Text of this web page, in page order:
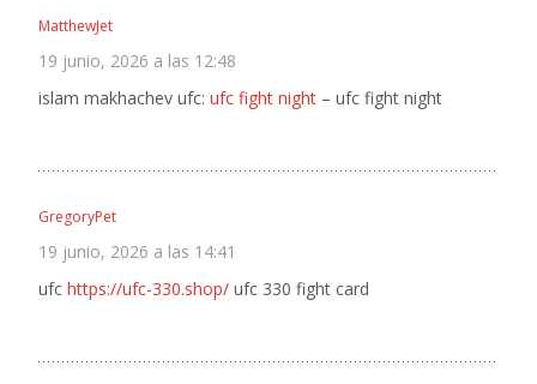
MatthewJet
19 junio, 2026 a las 12:48
islam makhachev ufc: ufc fight night – ufc fight night
GregoryPet
19 junio, 2026 a las 14:41
ufc https://ufc-330.shop/ ufc 330 fight card